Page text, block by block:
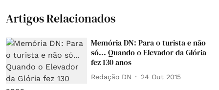
Artigos Relacionados
Memória DN: Para o turista e não
só... Quando o Elevador da Glória
fez 130 anos
Redação DN 24 Out 2015